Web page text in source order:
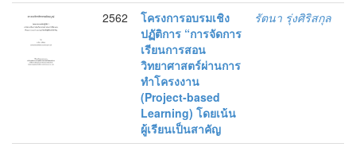
2562
โครงการอบรมเชิง
ปฏัติการ “การจัดการ
เรียนการสอน
วิทยาศาสตร์ผ่านการ
ทำโครงงาน
(Project-based
Learning) โดยเน้น
ผู้เรียนเป็นสาคัญ
รัตนา รุ่งศิริสกุล